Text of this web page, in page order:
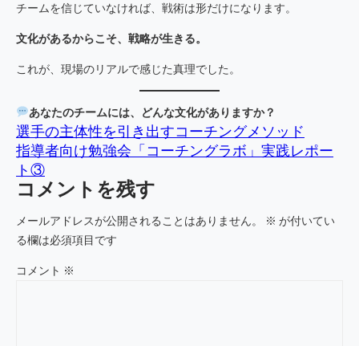
チームを信じていなければ、戦術は形だけになります。
文化があるからこそ、戦略が生きる。
これが、現場のリアルで感じた真理でした。
あなたのチームには、どんな文化がありますか？
選手の主体性を引き出すコーチングメソッド
指導者向け勉強会「コーチングラボ」実践レポー
ト③
コメントを残す
メールアドレスが公開されることはありません。 ※ が付いてい
る欄は必須項目です
コメント ※